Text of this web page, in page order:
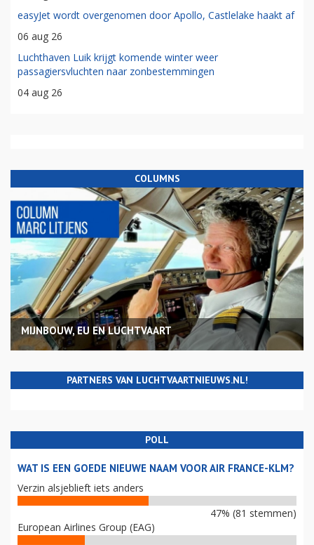
easyJet wordt overgenomen door Apollo, Castlelake haakt af
06 aug 26
Luchthaven Luik krijgt komende winter weer
passagiersvluchten naar zonbestemmingen
04 aug 26
COLUMNS
MIJNBOUW, EU EN LUCHTVAART
PARTNERS VAN LUCHTVAARTNIEUWS.NL!
POLL
WAT IS EEN GOEDE NIEUWE NAAM VOOR AIR FRANCE-KLM?
Verzin alsjeblieft iets anders
47% (81 stemmen)
European Airlines Group (EAG)